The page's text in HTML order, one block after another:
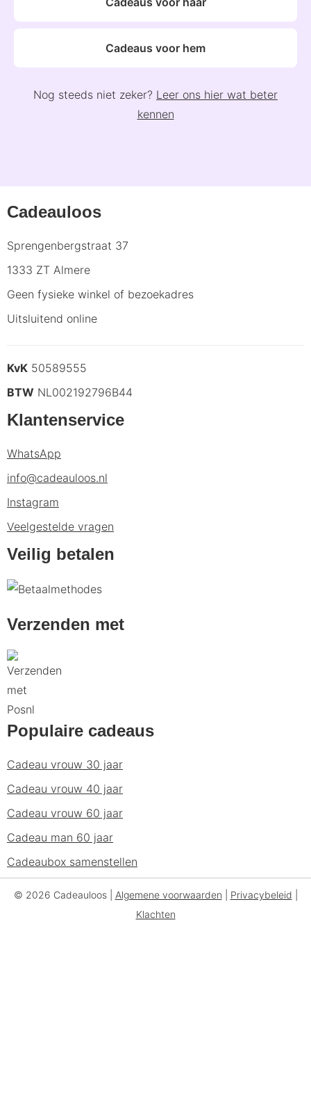
Cadeaus voor hem
Nog steeds niet zeker? Leer ons hier wat beter
kennen
Cadeauloos
Sprengenbergstraat 37
1333 ZT Almere
Geen fysieke winkel of bezoekadres
Uitsluitend online
KvK 50589555
BTW NL002192796B44
Klantenservice
WhatsApp
info@cadeauloos.nl
Instagram
Veelgestelde vragen
Veilig betalen
Verzenden met
Populaire cadeaus
Cadeau vrouw 30 jaar
Cadeau vrouw 40 jaar
Cadeau vrouw 60 jaar
Cadeau man 60 jaar
Cadeaubox samenstellen
© 2026 Cadeauloos | Algemene voorwaarden Privacybeleid
Klachten